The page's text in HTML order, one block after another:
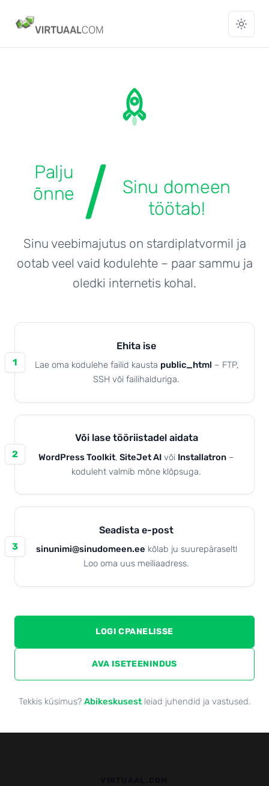
Palju
õnne
Sinu domeen
töötab!
Sinu veebimajutus on stardiplatvormil ja
ootab veel vaid kodulehte – paar sammu ja
oledki internetis kohal.
1
Ehita ise
Lae oma kodulehe failid kausta public_html – FTP,
SSH või failihalduriga.
2
Või lase tööriistadel aidata
WordPress Toolkit,SiteJet AI või Installatron –
koduleht valmib mõne klõpsuga.
3
Seadista e-post
sinunimi@sinudomeen.ee kõlab ju suurepäraselt!
Loo oma uus meiliaadress.
LOGI CPANELISSE
AVA ISETEENINDUS
Tekkis küsimus? Abikeskusestleiad juhendid ja vastused.